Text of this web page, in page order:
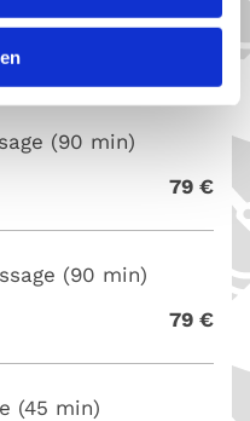
(90 min)
79 €
(90 min)
79 €
(45 min)